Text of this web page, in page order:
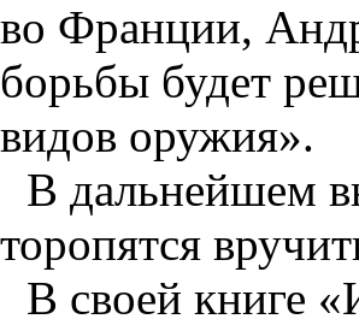
во Франции,
борьбы будет
видов оружия».
В дальнейшем
торопятся
В своей книге